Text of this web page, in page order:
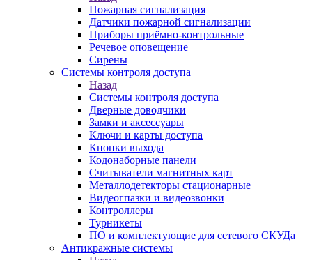
Пожарная сигнализация
Датчики пожарной сигнализации
Приборы приёмно-контрольные
Речевое оповещение
Сирены
Системы контроля доступа
Назад
Системы контроля доступа
Дверные доводчики
Замки и аксессуары
Ключи и карты доступа
Кнопки выхода
Кодонаборные панели
Считыватели магнитных карт
Металлодетекторы стационарные
Видеогпазки и видеозвонки
Контроллеры
Турникеты
ПО и комплектующие для сетевого СКУДа
Антикражные системы